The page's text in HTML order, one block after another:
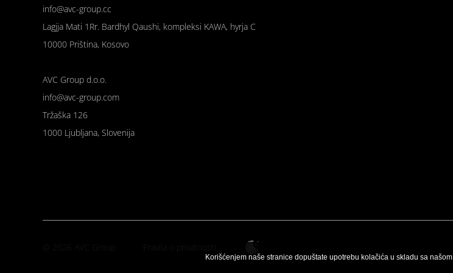
Korišćenjem naše stranice dopuštate upotrebu kolačića u skladu sa našom
info@avc-group.cc
Lagjja Mati 1Rr. Bardhyl Qaushi, kompleksi KAWA, hyrja C
10000 Priština, Kosovo
AVC Group d.o.o.
info@avc-group.com
Tržaška 126
1000 Ljubljana, Slovenija